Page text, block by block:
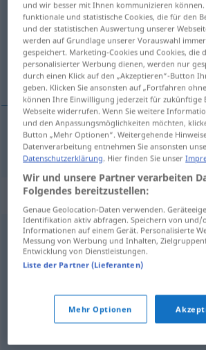
Übersicht aller Übersetzungen
(Für mehr Details die Übersetzung
yemek, harcayıp geçmek
yemek, harcayıpgeçmek
Synonyme für
verpulvern (ugs.),verschleudern
(Hauptform),verzocken (ugs.)
verplempern (ugs.),vertun (ugs.),
und wir besser mit Ihnen kommunizieren
funktionale und statistische Cookies, die für den
und der statistischen Auswertung unserer
werden auf Grundlage unserer Vorauswahl
gespeichert. Marketing-Cookies und Cookies, die
personalisierter Werbung dienen, werden nur
durch einen Klick auf den „Akzeptieren“-Button
geben. Klicken Sie ansonsten auf „Fortfahren
können Ihre Einwilligung jederzeit für zukünftige
Webseite widerrufen. Wenn Sie weitere
und den Anpassungsmöglichkeiten möchten,
Button „Mehr Optionen“. Weitergehende
Datenverarbeitung entnehmen Sie ansonsten
Datenschutzerklärung. Hier finden Sie unser
Wir und unsere Partner verarbeiten
Folgendes bereitzustellen:
Genaue Geolocation-Daten verwenden.
Identifikation aktiv abfragen. Speichern von
Informationen auf einem Gerät. Personalisierte
Messung von Werbung und Inhalten,
Entwicklung von Dienstleistungen.
Liste der Partner (Lieferanten)
Mehr Optionen